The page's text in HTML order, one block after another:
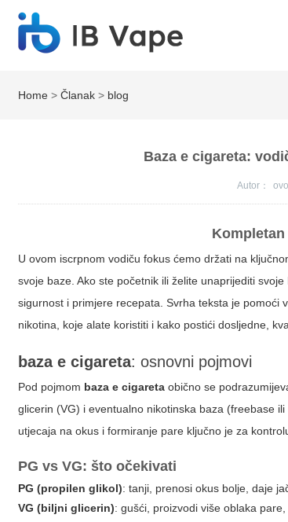
Home >Članak > blog
Baza e cigareta:
Autor：
U ovom iscrpnom vodiču fokus ćemo držati na
svoje baze. Ako ste početnik ili želite unaprijediti
sigurnost i primjere recepata. Svrha teksta je pomoći
nikotina, koje alate koristiti i kako postići dosljedne,
baza e cigareta: osnovni pojmovi
Pod pojmom baza e cigareta obično se
glicerin (VG) i eventualno nikotinska baza (freebase
utjecaja na okus i formiranje pare ključno je za
PG vs VG: što očekivati
PG (propilen glikol): tanji, prenosi okus bolje, daje
VG (biljni glicerin): gušći, proizvodi više oblaka